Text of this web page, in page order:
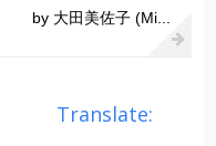
by 大田美佐子 (Mi...
Translate: